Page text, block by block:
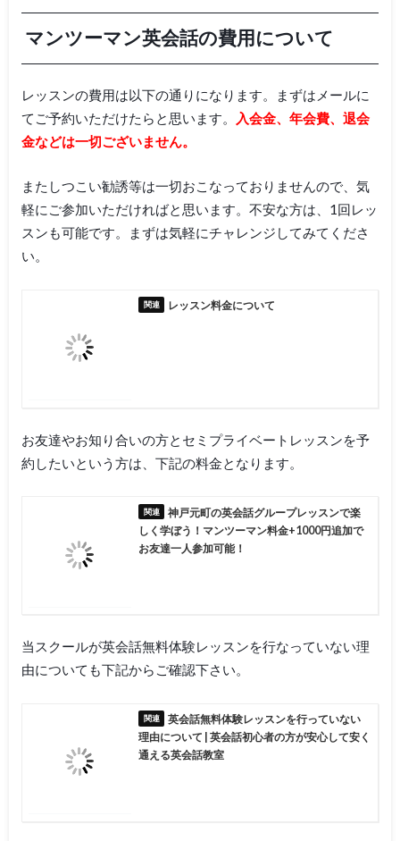
マンツーマン英会話の費用について
レッスンの費用は以下の通りになります。まずはメールに
てご予約いただけたらと思います。
入会金、年会費、退会
金などは一切ございません。
またしつこい勧誘等は一切おこなっておりませんので、気
軽にご参加いただければと思います。不安な方は、1回レッ
スンも可能です。まずは気軽にチャレンジしてみてくださ
い。
レッスン料金について
お友達やお知り合いの方とセミプライベートレッスンを予
約したいという方は、下記の料金となります。
神戸元町の英会話グループレッスンで楽
しく学ぼう！マンツーマン料金+1000円追加で
お友達一人参加可能！
当スクールが英会話無料体験レッスンを行なっていない理
由についても下記からご確認下さい。
英会話無料体験レッスンを行っていない
理由について | 英会話初心者の方が安心して安く
通える英会話教室